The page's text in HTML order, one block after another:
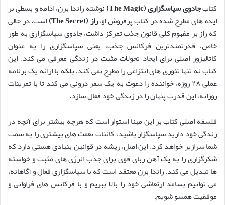
کتابجادوی سپاسگزاری (The Magic)
نوشته راندا برن، ادامه و بسطی بر
ایده های مطرح شده در کتاب پرفروش او،راز (The Secret)
است. در حالی
که راز بر مفهوم کلی قانون جذب تمرکز داشت، جادوی سپاسگزاری به طور
خاص، قدرتمندترین فرکانس جذب، یعنی سپاسگزاری را به عنوان
کاتالیزور اصلی برای ایجاد تحولات مثبت در زندگی معرفی می کند. این
کتاب نه تنها تئوری های انتزاعی را مطرح نمی کند، بلکه با ارائه یک برنامه
عملی ۲۸ روزه، خواننده را دعوت به یک سفر درونی می کند تا با تمرینات
روزانه، این قدرت پنهان را در زندگی خود فعال سازد.
فلسفه اصلی کتاب بر این مبنا استوار است که هرچه بیشتر برای آنچه در
زندگی خود دارید سپاسگزار باشید، کائنات نعمت های بیشتری را به سمت
شما سرازیر خواهد کرد. این اصل، ریشه در قوانین بنیادی هستی دارد که
شکرگزاری را به یک آهن ربای قوی برای جذب انرژی های مثبت و خواسته
ها تبدیل می کند. راندا برن معتقد است که با سپاسگزاری فعال و آگاهانه،
می توانیم بسامد ارتعاشی خود را بالا ببریم و با فرکانس های فراوانی و
موفقیت همسو شویم.